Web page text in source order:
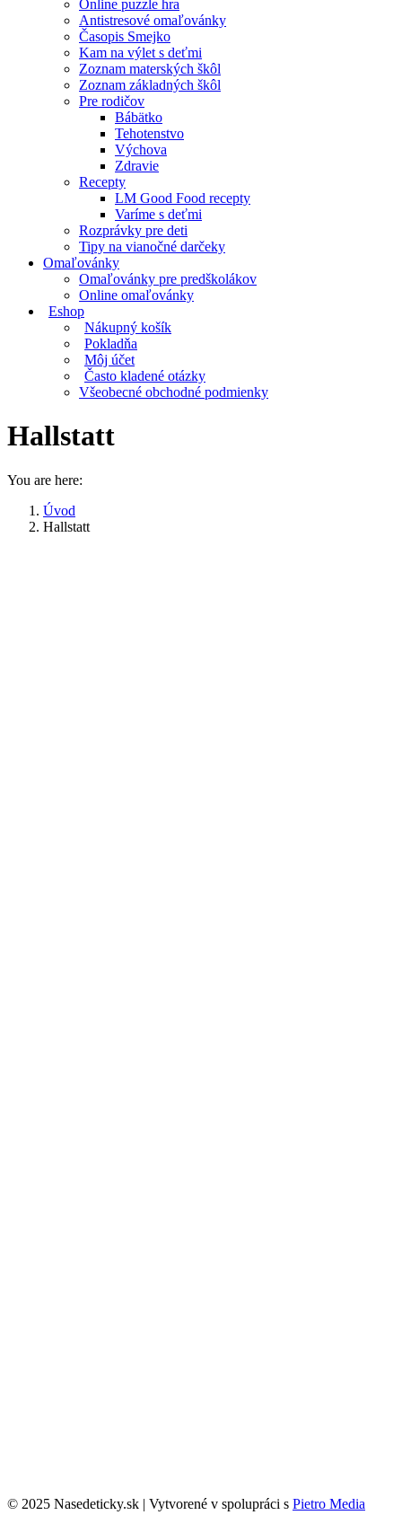
Online puzzle hra
Antistresové omaľovánky
Časopis Smejko
Kam na výlet s deťmi
Zoznam materských škôl
Zoznam základných škôl
Pre rodičov
Bábätko
Tehotenstvo
Výchova
Zdravie
Recepty
LM Good Food recepty
Varíme s deťmi
Rozprávky pre deti
Tipy na vianočné darčeky
Omaľovánky
Omaľovánky pre predškolákov
Online omaľovánky
Eshop
Nákupný košík
Pokladňa
Môj účet
Často kladené otázky
Všeobecné obchodné podmienky
Hallstatt
You are here:
Úvod
Hallstatt
© 2025 Nasedeticky.sk | Vytvorené v spolupráci s Pietro Media